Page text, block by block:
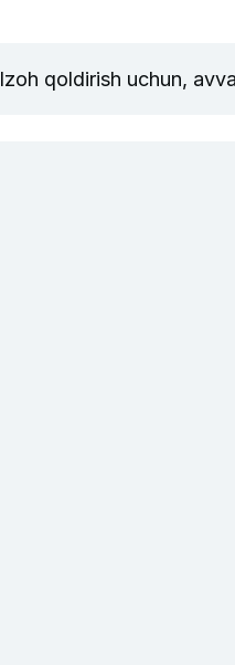
Izoh qoldirish uchun,